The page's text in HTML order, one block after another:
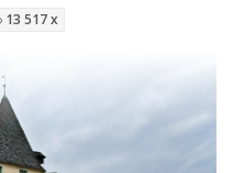
13 517 x